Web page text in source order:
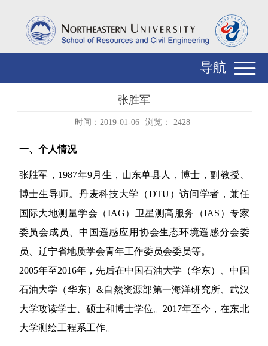
导航
张胜军
时间：2019-01-06 浏览： 2428
一、个人情况
张胜军， 1987年9月生，山东单县人，博士，副教授、
博士生导师。丹麦科技大学（DTU）访问学者，兼任
国际大地测量学会（IAG）卫星测高服务（IAS ）专家
委员会成员、中国遥感应用协会生态环境遥感分会委
员、辽宁省地质学会青年工作委员会委员等。
2005年至2016年，先后在中国石油大学（华东）、中国
石油大学（华东）&自然资源部第一海洋研究所、武汉
大学攻读学士、硕士和博士学位。2017年至今，在东北
大学测绘工程系工作。